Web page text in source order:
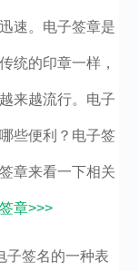
速。电子签章是
统的印章一样，
来越流行。电子
些便利？电子签
章来看一下相关
章>>>
子签名的一种表